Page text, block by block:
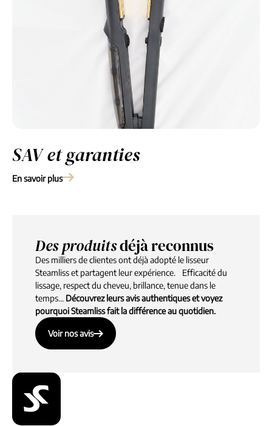
SAV et garanties
En savoir plus
Des produitsdéjà reconnus
Des milliers de clientes ont déjà adopté le lisseur
Steamliss et partagent leur expérience. Efficacité du
lissage, respect du cheveu, brillance, tenue dans le
temps… Découvrez leurs avis authentiques et voyez
pourquoi Steamliss fait la différence au quotidien.
Voir nos avis
Voir nos avis